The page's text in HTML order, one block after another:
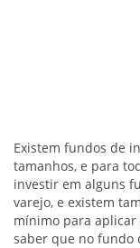
Existem fundos de
tamanhos, e para
investir em alguns
varejo, e existem
mínimo para aplicar
saber que no fundo